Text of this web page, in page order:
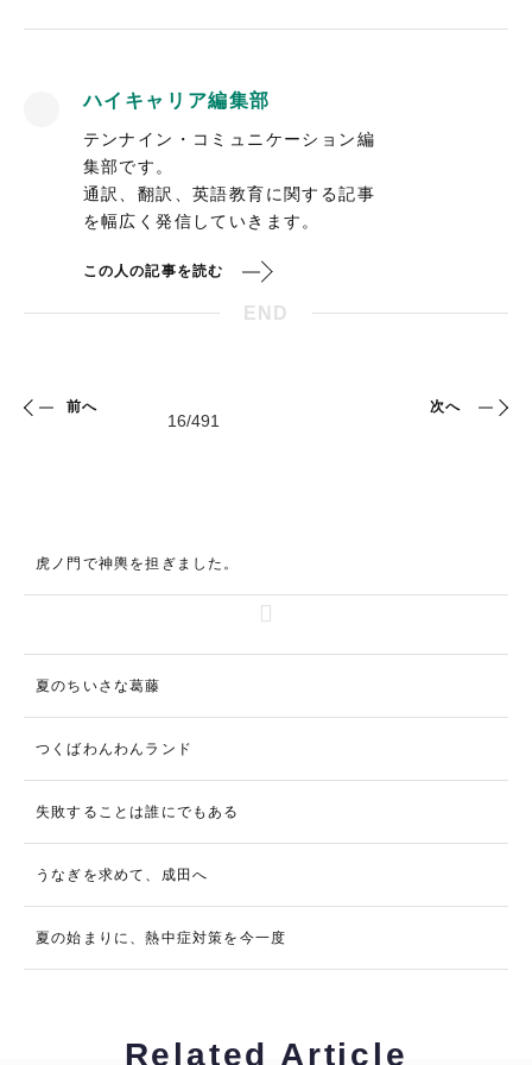
ハイキャリア編集部
テンナイン・コミュニケーション編
集部です。
通訳、翻訳、英語教育に関する記事
を幅広く発信していきます。
この人の記事を読む
END
前へ 次へ
虎ノ門で神輿を担ぎました。
夏のちいさな葛藤
つくばわんわんランド
失敗することは誰にでもある
うなぎを求めて、成田へ
夏の始まりに、熱中症対策を今一度
Related Article